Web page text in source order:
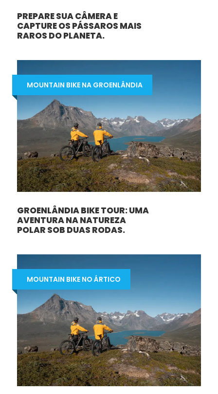
PREPARE SUA CÂMERA E
CAPTURE OS PÁSSAROS MAIS
RAROS DO PLANETA.
MOUNTAIN BIKE NA GROENLÂNDIA
GROENLÂNDIA BIKE TOUR: UMA
AVENTURA NA NATUREZA
POLAR SOB DUAS RODAS.
MOUNTAIN BIKE NO ÁRTICO